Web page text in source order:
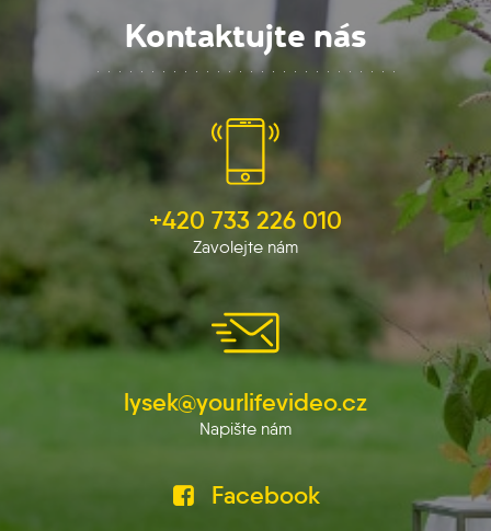
Kontaktujte nás
+420 733 226 010
Zavolejte nám
lysek@yourlifevideo.cz
Napište nám
Facebook